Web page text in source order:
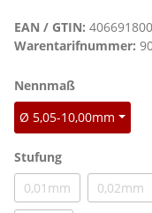
EAN / GTIN:
Warentarifnummer:
Nennmaßauswählen
Ø 5,05-10,00mm
Stufungauswählen
0,01mm(Diese Option ist
0,02mm